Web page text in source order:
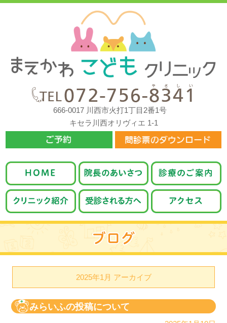
666-0017 川西市火打1丁目2番1号
キセラ川西オリヴィエ 1-1
2025年1月 アーカイブ
みらいふの投稿について